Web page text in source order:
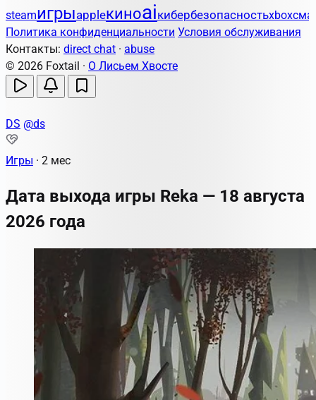
steamигрыappleкиноaiкибербезопасностьxbox
Политика конфиденциальности Условия обслуживания
Контакты: direct chat · abuse
© 2026 Foxtail · О Лисьем Хвосте
DS @ds
Игры · 2 мес
Дата выхода игры Reka — 18 августа
2026 года